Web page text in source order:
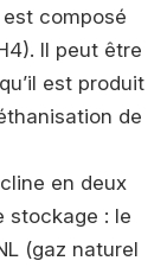
composé
Il peut être
est produit
de
en deux
stockage : le
(gaz naturel